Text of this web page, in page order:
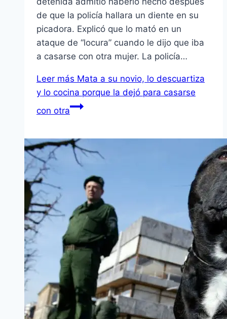
de que la policía hallara un diente en su
picadora. Explicó que lo mató en un
ataque de “locura” cuando le dijo que iba
a casarse con otra mujer. La policía…
Leer más Mata a su novio, lo descuartiza
y lo cocina porque la dejó para casarse
con otra